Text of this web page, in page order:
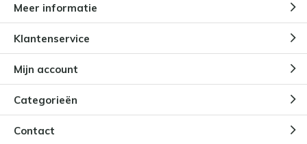
Ethiopische opaal
Meer informatie
Klantenservice
Mijn account
Categorieën
Contact